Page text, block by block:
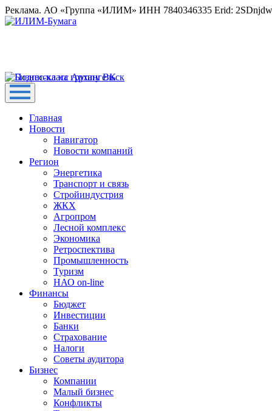
Реклама. АО «Группа «ИЛИМ» ИНН 7840346335 Erid:
Главная
Новости
Навигатор
Новости компаний
Регион
Энергетика
Транспорт и связь
Стройиндустрия
ЖКХ
Агропром
Лесной комплекс
Экономика
Ретроспектива
Промышленность
Туризм
НАО on-line
Финансы
Бюджет
Инвестиции
Банки
Страхование
Налоги
Советы аудитора
Бизнес
Компании
Малый бизнес
Конфликты